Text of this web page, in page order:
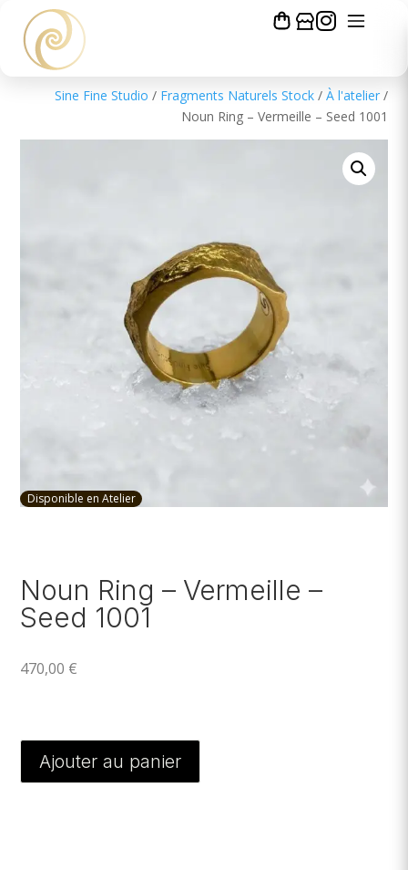
Sine Fine Studio / Fragments Naturels Stock/ À l'atelier/
Noun Ring – Vermeille – Seed 1001
Disponible en Atelier
Noun Ring – Vermeille –
Seed 1001
470,00 €
Ajouter au panier